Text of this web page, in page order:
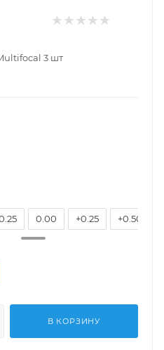
3 шт
0.00 +0.25 +0.50
В КОРЗИНУ